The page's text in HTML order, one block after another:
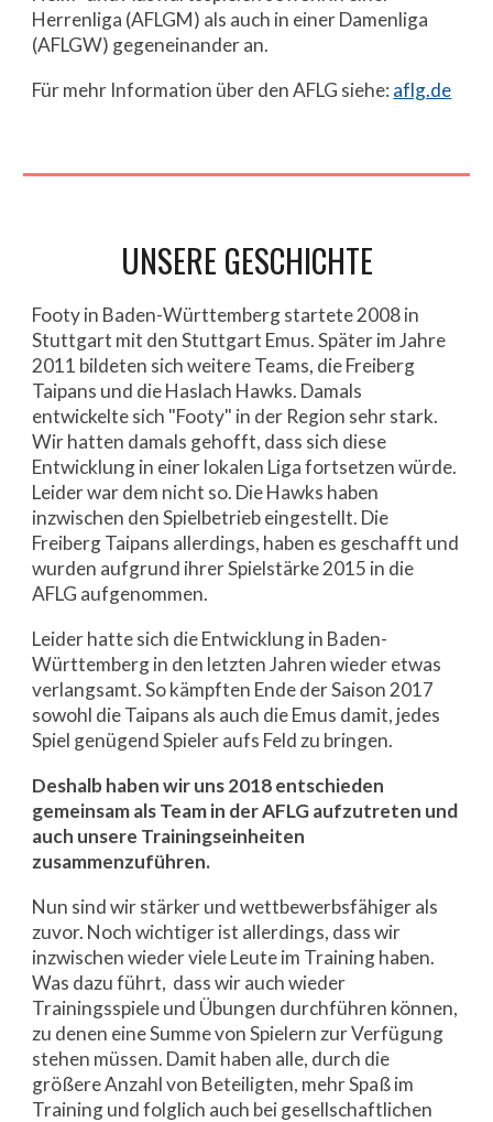
Herrenliga (AFLGM) als auch in einer Damenliga
(AFLGW) gegeneinander an.
Für mehr Information über den AFLG siehe:aflg.de
UNSERE GESCHICHTE
Footy in Baden-Württemberg startete 2008 in
Stuttgart mit den Stuttgart Emus. Später im Jahre
2011 bildeten sich weitere Teams, die Freiberg
Taipans und die Haslach Hawks. Damals
entwickelte sich "Footy" in der Region sehr stark.
Wir hatten damals gehofft, dass sich diese
Entwicklung in einer lokalen Liga fortsetzen würde.
Leider war dem nicht so. Die Hawks haben
inzwischen den Spielbetrieb eingestellt. Die
Freiberg Taipans allerdings, haben es geschafft und
wurden aufgrund ihrer Spielstärke 2015 in die
AFLG aufgenommen.
Leider hatte sich die Entwicklung in Baden-
Württemberg in den letzten Jahren wieder etwas
verlangsamt. So kämpften Ende der Saison 2017
sowohl die Taipans als auch die Emus damit, jedes
Spiel genügend Spieler aufs Feld zu bringen.
Deshalb haben wir uns 2018 entschieden
gemeinsam als Team in der AFLG aufzutreten und
auch unsere Trainingseinheiten
zusammenzuführen.
Nun sind wir stärker und wettbewerbsfähiger als
zuvor. Noch wichtiger ist allerdings, dass wir
inzwischen wieder viele Leute im Training haben.
Was dazu führt, dass wir auch wieder
Trainingsspiele und Übungen durchführen können,
zu denen eine Summe von Spielern zur Verfügung
stehen müssen. Damit haben alle, durch die
größere Anzahl von Beteiligten, mehr Spaß im
Training und folglich auch bei gesellschaftlichen